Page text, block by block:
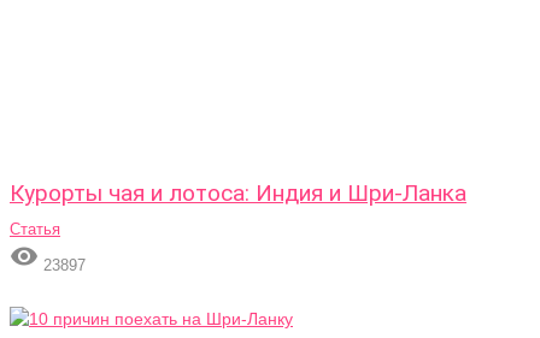
Курорты чая и лотоса: Индия и Шри-Ланка
Статья
 23897